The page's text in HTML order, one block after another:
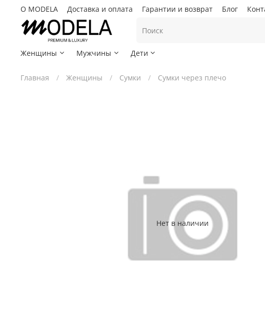
О MODELA Доставка и оплата Гарантии и возврат Блог
Женщины Мужчины Дети
Главная Женщины Сумки Сумки через плечо
Нет в наличии